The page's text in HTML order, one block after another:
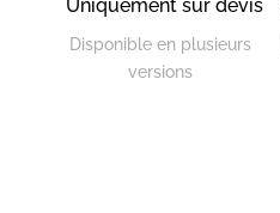
Uniquement sur devis
Disponible en plusieurs
versions